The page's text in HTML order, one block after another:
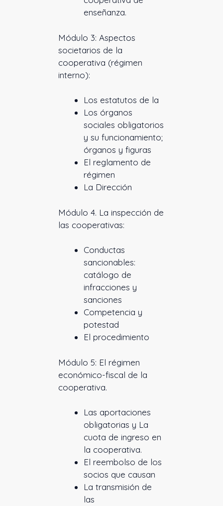
enseñanza.
Módulo 3: Aspectos
societarios de la
cooperativa (régimen
interno):
Los estatutos de la
Los órganos
sociales obligatorios
y su funcionamiento;
órganos y figuras
El reglamento de
régimen
La Dirección
Módulo 4. La inspección de
las cooperativas:
Conductas
sancionables:
catálogo de
infracciones y
sanciones
Competencia y
potestad
El procedimiento
Módulo 5: El régimen
económico-fiscal de la
cooperativa.
Las aportaciones
obligatorias y La
cuota de ingreso en
la cooperativa.
El reembolso de los
socios que causan
La transmisión de
las